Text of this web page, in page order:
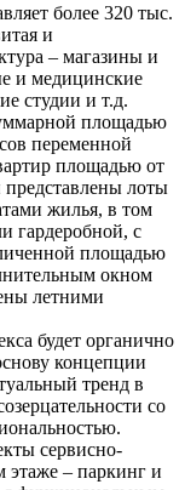
более 320 тыс.
и
– магазины и
и медицинские
студии и т.д.
площадью
переменной
площадью от
лоты
жилья, в том
гардеробной, с
площадью
окном
летними
будет органично
концепции
тренд в
со
сервисно-
этаже – паркинг и